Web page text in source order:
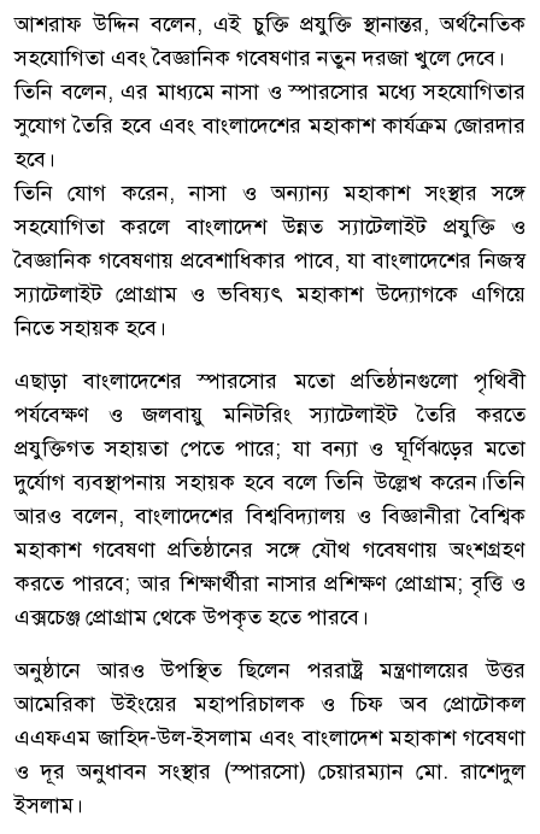
আশরাফ উদ্দিন বলেন, এই চুক্তি প্রযুক্তি স্থানান্তর, অর্থনৈতিক
সহযোগিতা এবং বৈজ্ঞানিক গবেষণার নতুন দরজা খুলে দেবে।
তিনি বলেন, এর মাধ্যমে নাসা ও স্পারসোর মধ্যে সহযোগিতার
সুযোগ তৈরি হবে এবং বাংলাদেশের মহাকাশ কার্যক্রম জোরদার
হবে।
তিনি যোগ করেন, নাসা ও অন্যান্য মহাকাশ সংস্থার সঙ্গে
সহযোগিতা করলে বাংলাদেশ উন্নত স্যাটেলাইট প্রযুক্তি ও
বৈজ্ঞানিক গবেষণায় প্রবেশাধিকার পাবে, যা বাংলাদেশের নিজস্ব
স্যাটেলাইট প্রোগ্রাম ও ভবিষ্যৎ মহাকাশ উদ্যোগকে এগিয়ে
নিতে সহায়ক হবে।
এছাড়া বাংলাদেশের স্পারসোর মতো প্রতিষ্ঠানগুলো পৃথিবী
পর্যবেক্ষণ ও জলবায়ু মনিটরিং স্যাটেলাইট তৈরি করতে
প্রযুক্তিগত সহায়তা পেতে পারে; যা বন্যা ও ঘূর্ণিঝড়ের মতো
দুর্যোগ ব্যবস্থাপনায় সহায়ক হবে বলে তিনি উল্লেখ করেন।তিনি
আরও বলেন, বাংলাদেশের বিশ্ববিদ্যালয় ও বিজ্ঞানীরা বৈশ্বিক
মহাকাশ গবেষণা প্রতিষ্ঠানের সঙ্গে যৌথ গবেষণায় অংশগ্রহণ
করতে পারবে; আর শিক্ষার্থীরা নাসার প্রশিক্ষণ প্রোগ্রাম; বৃত্তি ও
এক্সচেঞ্জ প্রোগ্রাম থেকে উপকৃত হতে পারবে।
অনুষ্ঠানে আরও উপস্থিত ছিলেন পররাষ্ট্র মন্ত্রণালয়ের উত্তর
আমেরিকা উইংয়ের মহাপরিচালক ও চিফ অব প্রোটোকল
এএফএম জাহিদ-উল-ইসলাম এবং বাংলাদেশ মহাকাশ গবেষণা
ও দূর অনুধাবন সংস্থার (স্পারসো) চেয়ারম্যান মো. রাশেদুল
ইসলাম।